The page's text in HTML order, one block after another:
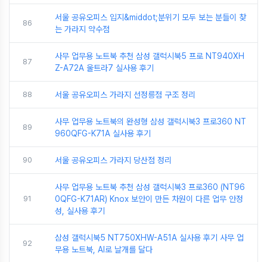
86
서울 공유오피스 입지&middot;분위기 모두 보는 분들이 찾
는 가라지 약수점
87
사무 업무용 노트북 추천 삼성 갤럭시북5 프로 NT940XH
Z-A72A 울트라7 실사용 후기
88 서울 공유오피스 가라지 선정릉점 구조 정리
89
사무 업무용 노트북의 완성형 삼성 갤럭시북3 프로360 NT
960QFG-K71A 실사용 후기
90 서울 공유오피스 가라지 당산점 정리
91
사무 업무용 노트북 추천 삼성 갤럭시북3 프로360 (NT96
0QFG-K71AR) Knox 보안이 만든 차원이 다른 업무 안정
성, 실사용 후기
92
삼성 갤럭시북5 NT750XHW-A51A 실사용 후기 사무 업
무용 노트북, AI로 날개를 달다